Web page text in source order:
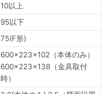
10以上
95以下
75(F形)
600×223×102（本体のみ）
600×223×138（金具取付
時）